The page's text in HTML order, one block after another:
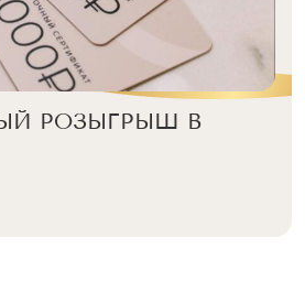
РОЗЫГРЫШ В